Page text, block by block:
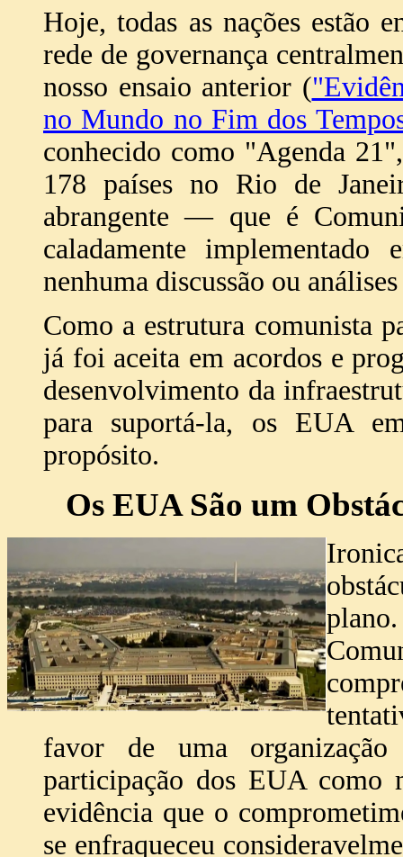
Hoje, todas as nações estão
rede de governança
nosso ensaio anterior (
no Mundo no Fim dos
conhecido como "Agenda
178 países no Rio de
abrangente — que é
caladamente
nenhuma discussão ou
Como a estrutura comunista
já foi aceita em acordos e
desenvolvimento da
para suportá-la, os EUA
propósito.
Os EUA São um
favor de uma
participação dos EUA
evidência que o
se enfraqueceu